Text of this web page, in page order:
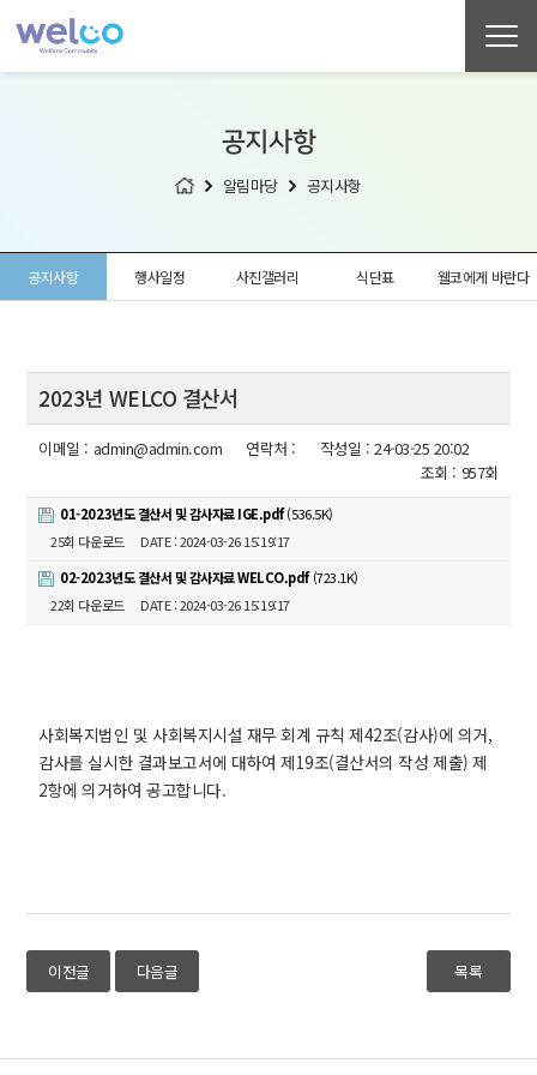
공지사항
알림마당 공지사항
공지사항 행사일정 사진갤러리 식단표 웰코에게 바란다
2023년 WELCO 결산서
이메일 : admin@admin.com 연락처 : 작성일 :24-03-25 20:02
조회 : 957회
01-2023년도 결산서 및 감사자료 IGE.pdf(536.5K)
25회 다운로드
DATE : 2024-03-26 15:19:17
02-2023년도 결산서 및 감사자료 WELCO.pdf(723.1K)
22회 다운로드
DATE : 2024-03-26 15:19:17
사회복지법인 및 사회복지시설 재무 회계 규칙 제42조(감사)에 의거,
감사를 실시한 결과보고서에 대하여 제19조(결산서의 작성 제출) 제
2항에 의거하여 공고합니다.
이전글 다음글 목록